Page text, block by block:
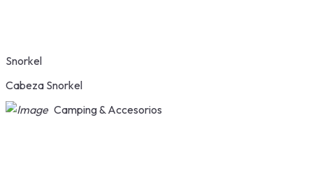
Snorkel
Cabeza Snorkel
Camping & Accesorios